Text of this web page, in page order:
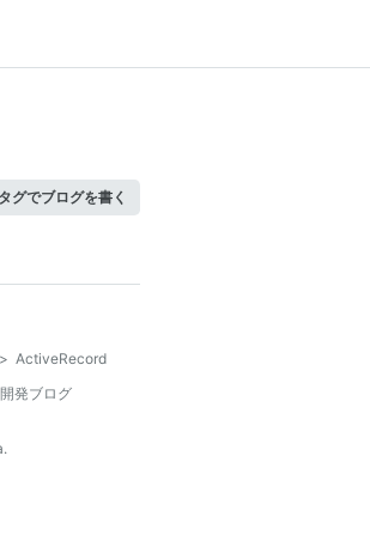
グでブログを書く
> ActiveRecord
開発ブログ